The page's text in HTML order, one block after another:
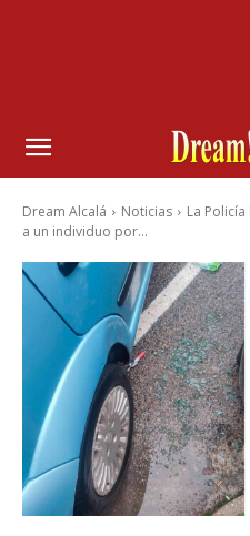
Dream Alcalá Noticias
La
a un individuo por...